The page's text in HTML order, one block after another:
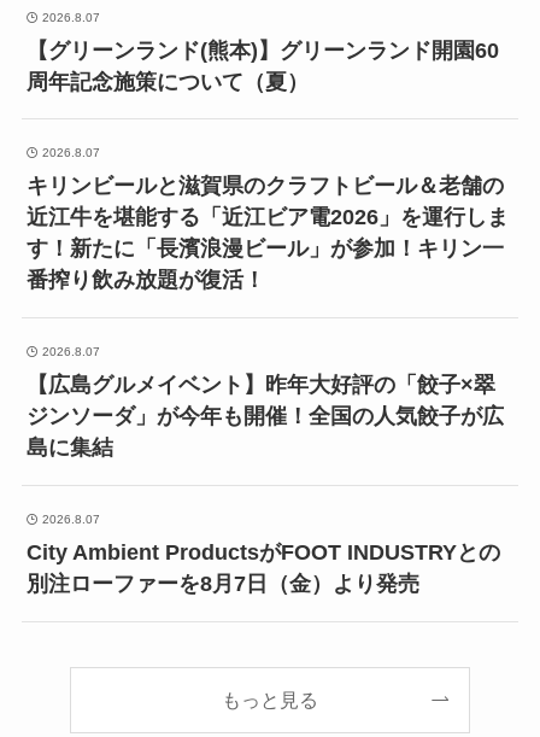
2026.8.07
【グリーンランド(熊本)】グリーンランド開園60
周年記念施策について（夏）
2026.8.07
キリンビールと滋賀県のクラフトビール＆老舗の
近江牛を堪能する「近江ビア電2026」を運行しま
す！新たに「長濱浪漫ビール」が参加！キリン一
番搾り飲み放題が復活！
2026.8.07
【広島グルメイベント】昨年大好評の「餃子×翠
ジンソーダ」が今年も開催！全国の人気餃子が広
島に集結
2026.8.07
City Ambient ProductsがFOOT INDUSTRYとの
別注ローファーを8月7日（金）より発売
もっと見る